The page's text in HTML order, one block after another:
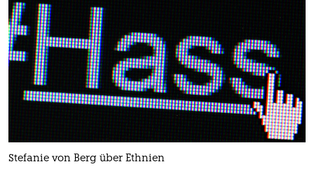
Stefanie von Berg über Ethnien